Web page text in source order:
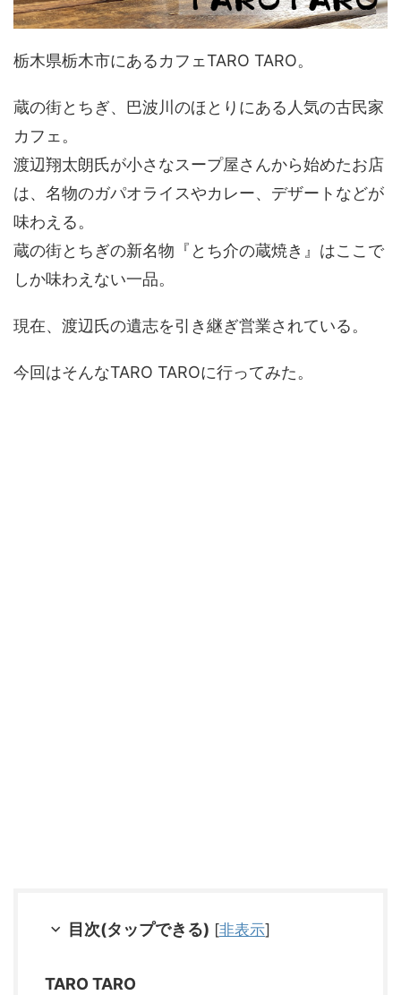
栃木県栃木市にあるカフェTARO TARO。
蔵の街とちぎ、巴波川のほとりにある人気の古民家
カフェ。
渡辺翔太朗氏が小さなスープ屋さんから始めたお店
は、名物のガパオライスやカレー、デザートなどが
味わえる。
蔵の街とちぎの新名物『とち介の蔵焼き』はここで
しか味わえない一品。
現在、渡辺氏の遺志を引き継ぎ営業されている。
今回はそんなTARO TAROに行ってみた。
目次(タップできる) [非表示]
TARO TARO